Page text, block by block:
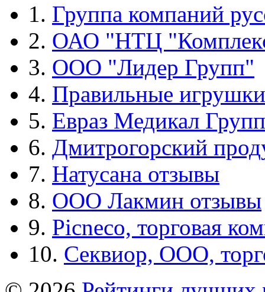
1. Группа компаний
2. ОАО "НТЦ
3. ООО "Лидер Групп"
4. Правильные игрушки
5. Евраз Медикал Групп
6. Дмитрогорский
7. Натусана отзывы
8. ООО Лакмин отзывы
9. Picneco, торговая
10. Секвиор, ООО,